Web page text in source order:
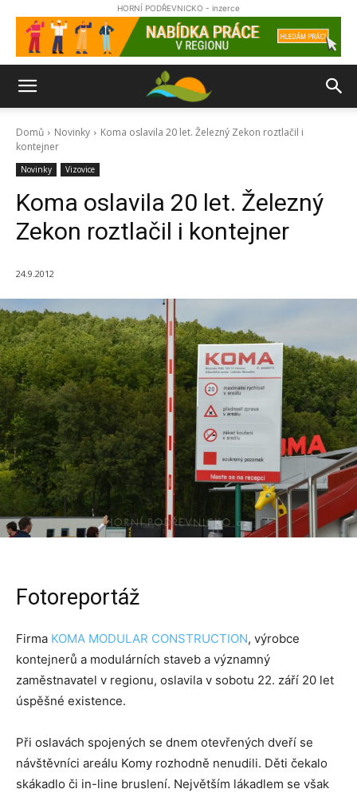
HORNÍ PODŘEVNICKO - inzerce
Domů Novinky
Koma oslavila 20 let. Železný Zekon roztlačil i
kontejner
Novinky Vizovice
Koma oslavila 20 let. Železný
Zekon roztlačil i kontejner
24.9.2012
Fotoreportáž
Firma KOMA MODULAR CONSTRUCTION, výrobce
kontejnerů a modulárních staveb a významný
zaměstnavatel v regionu, oslavila v sobotu 22. září 20 let
úspěšné existence.
Při oslavách spojených se dnem otevřených dveří se
návštěvníci areálu Komy rozhodně nenudili. Děti čekalo
skákadlo či in-line bruslení. Největším lákadlem se však